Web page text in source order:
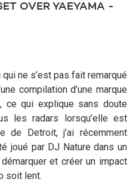
OVER YAEYAMA -
qui ne s’est pas fait remarqué
compilation d’une marque
, ce qui explique sans doute
les radars lorsqu’elle est
de Detroit, j’ai récemment
joué par DJ Nature dans un
et créer un impact
soit lent.